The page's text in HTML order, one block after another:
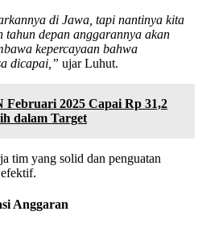
di Jawa, tapi nantinya kita
tahun depan anggarannya akan
kepercayaan bahwa
dicapai,” ujar Luhut.
Februari 2025 Capai Rp 31,2
dalam Target
tim yang solid dan penguatan
Anggaran